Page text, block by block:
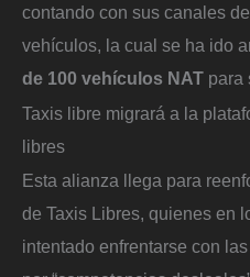
contando con sus canales
vehículos, la cual se ha ido
de 100 vehículos NAT para
Taxis libre migrará a la
libres
Esta alianza llega para
de Taxis Libres, quienes en
intentado enfrentarse con